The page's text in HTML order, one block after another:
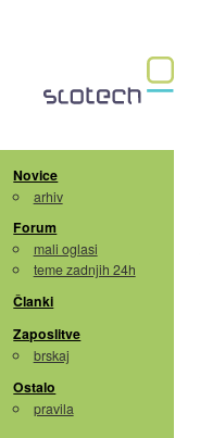
Novice
arhiv
Forum
mali oglasi
teme zadnjih 24h
Članki
Zaposlitve
brskaj
Ostalo
pravila